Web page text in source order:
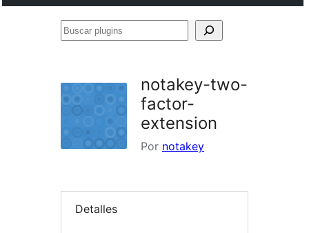
Buscar
notakey-two-
factor-
extension
Por notakey
Detalles